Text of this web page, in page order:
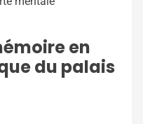
en
du palais